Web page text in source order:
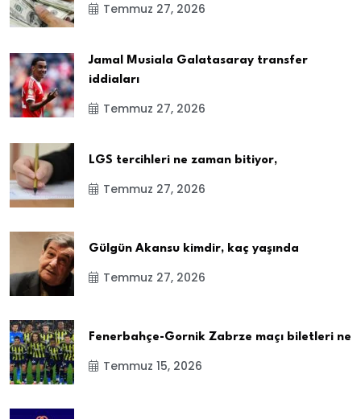
Temmuz 27, 2026
Jamal Musiala Galatasaray transfer
iddiaları
Temmuz 27, 2026
LGS tercihleri ne zaman bitiyor,
Temmuz 27, 2026
Gülgün Akansu kimdir, kaç yaşında
Temmuz 27, 2026
Fenerbahçe-Gornik Zabrze maçı biletleri ne
Temmuz 15, 2026